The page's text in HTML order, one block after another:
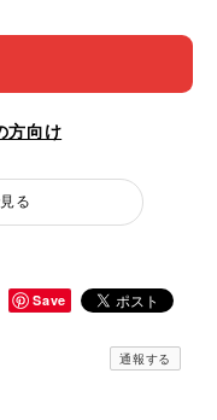
方向け
る
Save
通報する